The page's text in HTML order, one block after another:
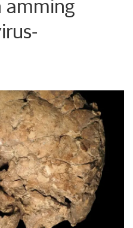
amming